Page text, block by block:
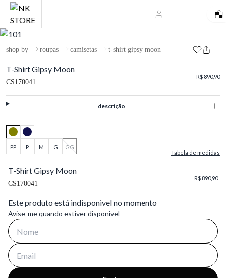
shop by roupas camisetas t-shirt gipsy moon
T-Shirt Gipsy Moon
CS170041
R$ 890,90
descrição
PP P M G
GG
Tabela de medidas
T-Shirt Gipsy Moon
CS170041
R$ 890,90
Este produto está indisponivel no momento
Avise-me quando estiver disponivel